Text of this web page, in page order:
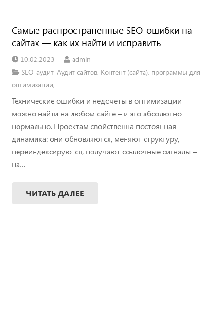
Самые распространенные SEO-ошибки на
сайтах — как их найти и исправить
10.02.2023
admin
SEO-аудит, Аудит сайтов, Контент (сайта), программы для
оптимизации,
Технические ошибки и недочеты в оптимизации
можно найти на любом сайте – и это абсолютно
нормально. Проектам свойственна постоянная
динамика: они обновляются, меняют структуру,
переиндексируются, получают ссылочные сигналы –
на…
ЧИТАТЬ ДАЛЕЕ